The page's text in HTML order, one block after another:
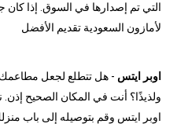
التي تم إصدارها في السوق. إذا كان
لأمازون السعودية تقديم الأفضل
اوبر ايتس - هل تتطلع لجعل
ولذيذًا؟ أنت في المكان الصحيح
اوبر ايتس وقم بتوصيله إلى باب